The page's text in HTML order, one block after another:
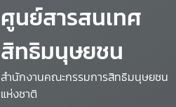
ศูนย์สารสนเทศ
สิทธิมนุษยชน
สำนักงานคณะกรรมการสิทธิมนุษยชน
แห่งชาติ